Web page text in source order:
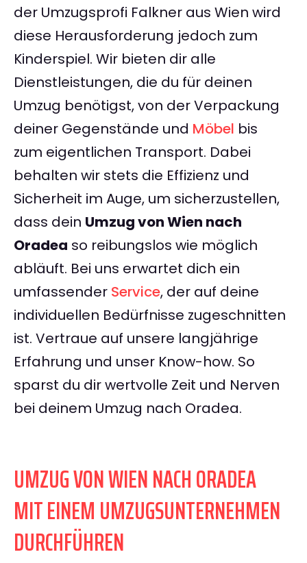
der Umzugsprofi Falkner aus Wien wird
diese Herausforderung jedoch zum
Kinderspiel. Wir bieten dir alle
Dienstleistungen, die du für deinen
Umzug benötigst, von der Verpackung
deiner Gegenstände und Möbel bis
zum eigentlichen Transport. Dabei
behalten wir stets die Effizienz und
Sicherheit im Auge, um sicherzustellen,
dass dein Umzug von Wien nach
Oradea so reibungslos wie möglich
abläuft. Bei uns erwartet dich ein
umfassender Service, der auf deine
individuellen Bedürfnisse zugeschnitten
ist. Vertraue auf unsere langjährige
Erfahrung und unser Know-how. So
sparst du dir wertvolle Zeit und Nerven
bei deinem Umzug nach Oradea.
UMZUG VON WIEN NACH ORADEA
MIT EINEM UMZUGSUNTERNEHMEN
DURCHFÜHREN